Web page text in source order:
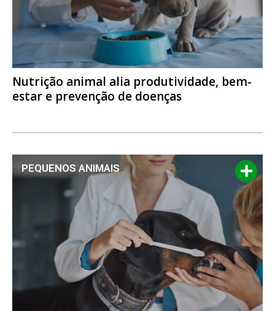
Nutrição animal alia produtividade, bem-
estar e prevenção de doenças
PEQUENOS ANIMAIS